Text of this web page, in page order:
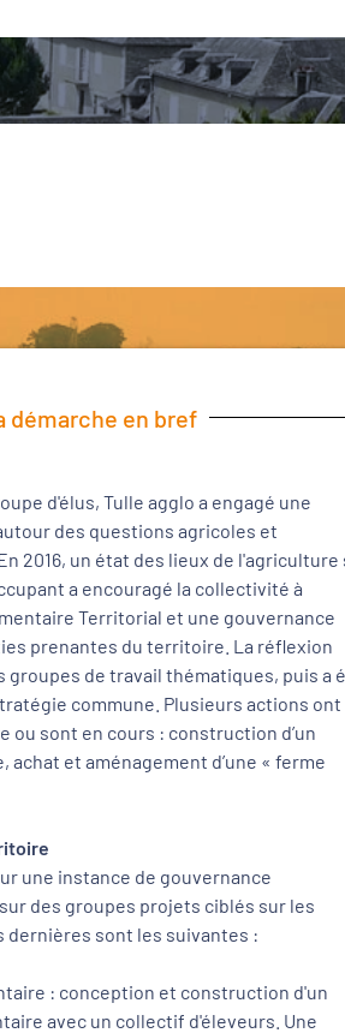
démarche en bref
d'élus, Tulle agglo a engagé une
des questions agricoles et
2016, un état des lieux de l'agriculture
a encouragé la collectivité à
Territorial et une gouvernance
prenantes du territoire. La réflexion
groupes de travail thématiques, puis a
commune. Plusieurs actions ont
ou sont en cours : construction d’un
et aménagement d’une « ferme
une instance de gouvernance
des groupes projets ciblés sur les
dernières sont les suivantes :
: conception et construction d'un
avec un collectif d'éleveurs. Une